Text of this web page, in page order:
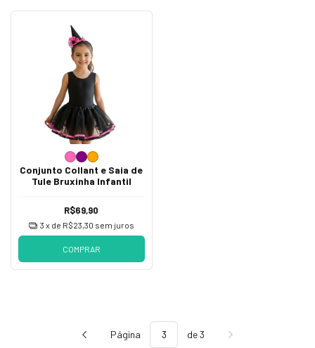
Conjunto Collant e Saia de
Tule Bruxinha Infantil
R$69,90
3 x de R$23,30 sem juros
COMPRAR
Página de 3